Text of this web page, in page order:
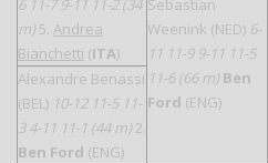
6 11-7 9-11 11-2 (34
m) 5. Andrea
Bianchetti (ITA)
Sebastian
Weenink (NED) 6-
11 11-9 9-11 11-5
11-6 (66 m) Ben
Ford (ENG)
Alexandre Benassi
(BEL) 10-12 11-5 11-
3 4-11 11-1 (44 m) 2.
Ben Ford (ENG)